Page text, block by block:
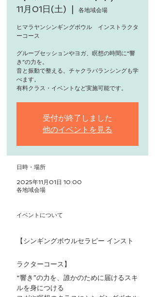
11月01日(土)
  |
各地域会場
ヒマラヤンシンギングボウル インストラクタ
ーコース
グループセッションやヨガ、瞑想の時間に“響
き”の力を。
音と振動で整える、チャクラバランシングも学
べます。
有料クラス・イベントなど実施可能です。
受付が終了しました
他のイベントを見る
日時・場所
2025年11月01日 10:00
各地域会場
イベントについて
【シンギングボウルセラピー インスト
ラクターコース】
“響き”の力を、誰かのために届けるスキ
ルを身につける